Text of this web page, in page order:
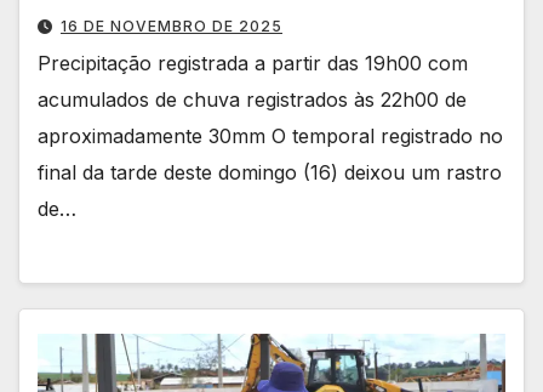
16 DE NOVEMBRO DE 2025
Precipitação registrada a partir das 19h00 com
acumulados de chuva registrados às 22h00 de
aproximadamente 30mm O temporal registrado no
final da tarde deste domingo (16) deixou um rastro
de…